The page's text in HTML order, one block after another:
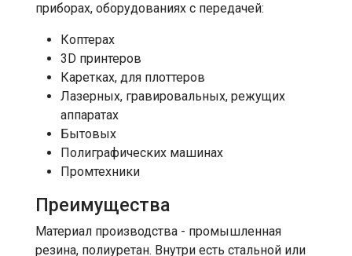
приборах, оборудованиях с передачей:
Коптерах
3D принтеров
Каретках, для плоттеров
Лазерных, гравировальных, режущих
аппаратах
Бытовых
Полиграфических машинах
Промтехники
Преимущества
Материал производства - промышленная
резина, полиуретан. Внутри есть стальной или